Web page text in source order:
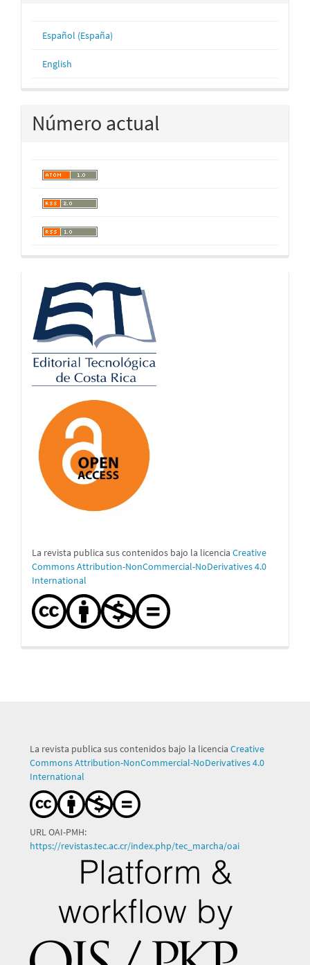
Español (España)
English
Número actual
logos
La revista publica sus contenidos bajo la licencia Creative
Commons Attribution-NonCommercial-NoDerivatives 4.0
International
La revista publica sus contenidos bajo la licencia Creative
Commons Attribution-NonCommercial-NoDerivatives 4.0
International
URL OAI-PMH:
https://revistas.tec.ac.cr/index.php/tec_marcha/oai